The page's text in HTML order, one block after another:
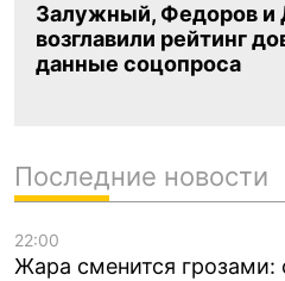
Залужный, Федоров и
возглавили рейтинг
данные соцопроса
Последние новости
22:00
Жара сменится грозами: